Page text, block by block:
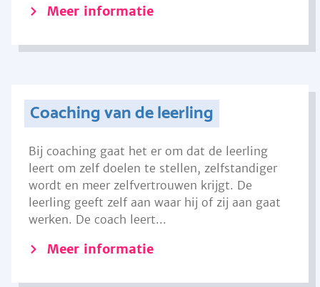
Meer informatie
Coaching van de leerling
Bij coaching gaat het er om dat de leerling
leert om zelf doelen te stellen, zelfstandiger
wordt en meer zelfvertrouwen krijgt. De
leerling geeft zelf aan waar hij of zij aan gaat
werken. De coach leert...
Meer informatie